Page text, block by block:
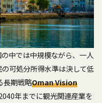
中では中規模ながら、一人
可処分所得水準は決して低
長期戦略Oman Vision
年までに観光関連産業を